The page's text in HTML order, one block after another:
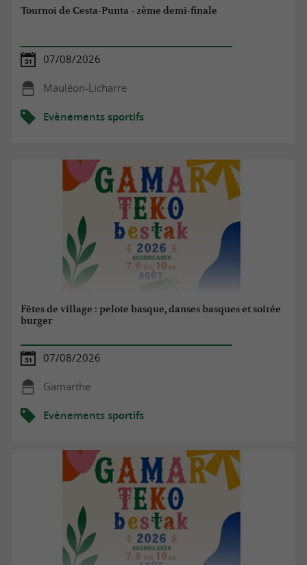
Tournoi de Cesta-Punta - 2ème demi-finale
07/08/2026
Mauléon-Licharre
Evènements sportifs
Fêtes de village : pelote basque, danses basques et soirée
burger
07/08/2026
Gamarthe
Evènements sportifs